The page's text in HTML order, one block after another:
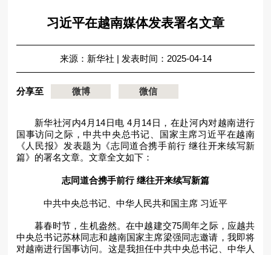
习近平在越南媒体发表署名文章
来源：新华社 发表时间：2025-04-14
分享至 微博 微信
新华社河内4月14日电 4月14日，在赴河内对越南进行
国事访问之际，中共中央总书记、国家主席习近平在越南
《人民报》发表题为《志同道合携手前行 继往开来续写新
篇》的署名文章。文章全文如下：
志同道合携手前行 继往开来续写新篇
中共中央总书记、中华人民共和国主席 习近平
暮春时节，生机盎然。在中越建交75周年之际，应越共
中央总书记苏林同志和越南国家主席梁强同志邀请，我即将
对越南进行国事访问。这是我担任中共中央总书记、中华人